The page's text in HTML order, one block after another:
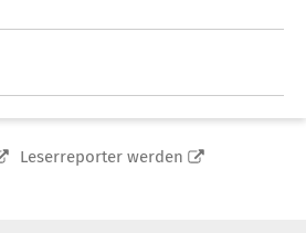
Leserreporter werden